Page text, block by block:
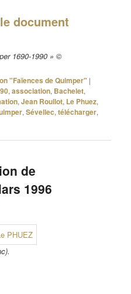
document
1690-1990 » ©
"Faïences de Quimper" |
,association, Bachelet,
,Jean Roullot, Le Phuez,
,Sévellec,télécharger,
de
1996